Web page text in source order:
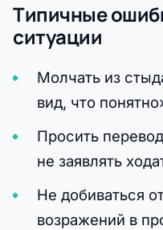
Типичные
ситуации
Молчать из
вид, что
Просить
не заявлять
Не добиваться
возражений в